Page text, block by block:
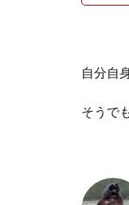
自分自
そうで